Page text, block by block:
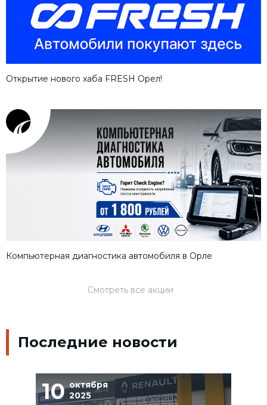
Открытие нового хаба FRESH Орел!
Компьютерная диагностика автомобиля в Орле
Смотреть все акции
Последние новости
10 октября
2025